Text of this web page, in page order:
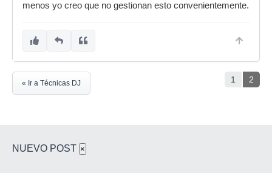
menos yo creo que no gestionan esto convenientemente.
1 2
« Ir a Técnicas DJ
NUEVO POST ×